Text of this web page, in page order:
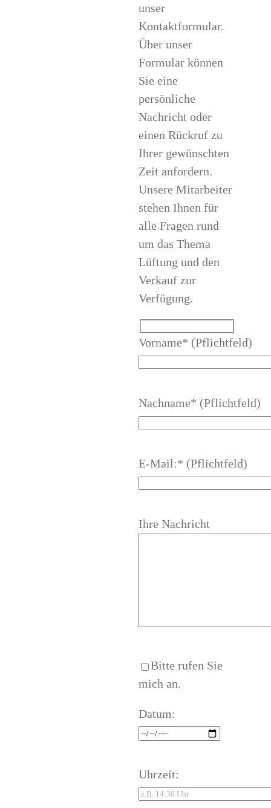
unser
Kontaktformular.
Über unser
Formular können
Sie eine
persönliche
Nachricht oder
einen Rückruf zu
Ihrer gewünschten
Zeit anfordern.
Unsere Mitarbeiter
stehen Ihnen für
alle Fragen rund
um das Thema
Lüftung und den
Verkauf zur
Verfügung.
Vorname* (Pflichtfeld)
Nachname* (Pflichtfeld)
E-Mail:* (Pflichtfeld)
Ihre Nachricht
Bitte rufen Sie
mich an.
Datum:
Uhrzeit: